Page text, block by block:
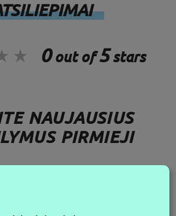
0out of5stars
NAUJAUSIUS
PIRMIEJI